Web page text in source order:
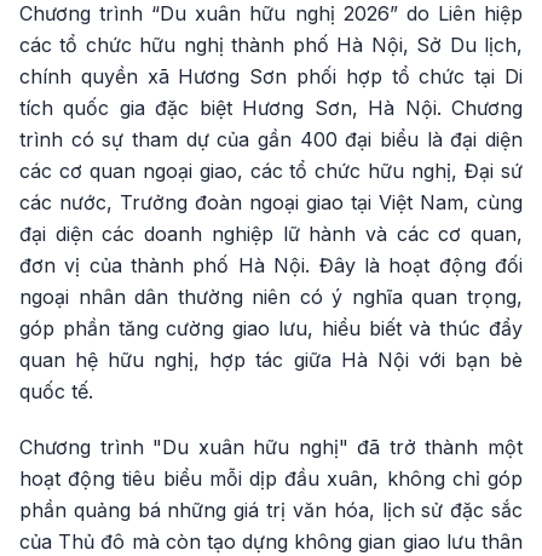
Chương trình “Du xuân hữu nghị 2026” do Liên hiệp
các tổ chức hữu nghị thành phố Hà Nội, Sở Du lịch,
chính quyền xã Hương Sơn phối hợp tổ chức tại Di
tích quốc gia đặc biệt Hương Sơn, Hà Nội. Chương
trình có sự tham dự của gần 400 đại biểu là đại diện
các cơ quan ngoại giao, các tổ chức hữu nghị, Đại sứ
các nước, Trưởng đoàn ngoại giao tại Việt Nam, cùng
đại diện các doanh nghiệp lữ hành và các cơ quan,
đơn vị của thành phố Hà Nội. Đây là hoạt động đối
ngoại nhân dân thường niên có ý nghĩa quan trọng,
góp phần tăng cường giao lưu, hiểu biết và thúc đẩy
quan hệ hữu nghị, hợp tác giữa Hà Nội với bạn bè
quốc tế.
Chương trình "Du xuân hữu nghị" đã trở thành một
hoạt động tiêu biểu mỗi dịp đầu xuân, không chỉ góp
phần quảng bá những giá trị văn hóa, lịch sử đặc sắc
của Thủ đô mà còn tạo dựng không gian giao lưu thân